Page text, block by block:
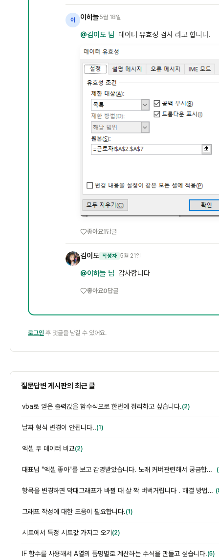
이 이하늘5월 18일
@김이도 님 데이터 유효성 검사 라고 합니다.
좋아요1답글
김 김이도 작성자 5월 21일
@이하늘 님 감사합니다
좋아요0답글
로그인 후 댓글을 남길 수 있어요.
질문답변 게시판의 최근 글
vba로 얻은 출력값을 함수식으로 한번에 정리하고 싶습니다.(2)
날짜 형식 변경이 안됩니다..(1)
엑셀 두 데이터 비교(2)
대표님 "엑셀 좋아"를 보고 감명받았습니다. 노래 커버관련해서 궁금합니다.
항목을 변경하면 막대그래프가 바뀔 때 살 짝 버벅거립니다 . 해결 방법이 궁금합니다.
그래프 작성에 대한 도움이 필요합니다.(1)
시트에서 특정 시트값 가지고 오기 (2)
IF 함수를 사용해서 A열의 품명별로 계산하는 수식을 만들고 싶습니다.(5)